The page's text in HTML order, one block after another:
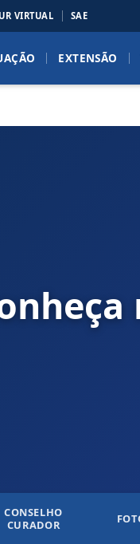
VIRTUAL SAE
EXTENSÃO
CONSELHO
CURADOR